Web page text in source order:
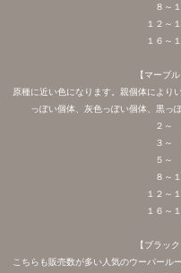
８～１
１２～
１６～
【マーブ
原種に近い色になります。親個体により
っぽい個体、灰色っぽい個体、黒っ
２～
３～
５～
８～
１２～
１６～
【ブラッ
こちらも販売数が多い人気のウーパール